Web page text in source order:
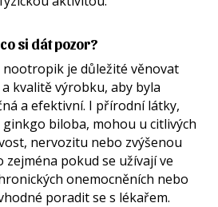
si dát pozor?
je důležité věnovat
kvalitě výrobku, aby byla
a efektivní. I přírodní látky,
biloba, mohou u citlivých
nervozitu nebo zvýšenou
pokud se užívají ve
onemocněních nebo
poradit se s lékařem.